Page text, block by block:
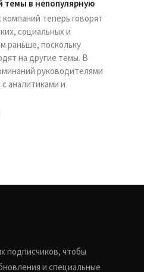
темы в непопулярную
теперь говорят
социальных и
раньше, поскольку
на другие темы. В
руководителями
аналитиками и
подписчиков, чтобы
и специальные